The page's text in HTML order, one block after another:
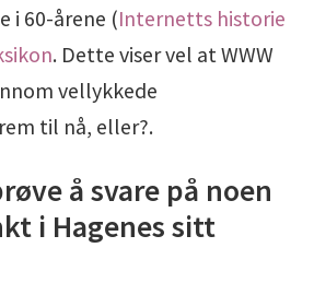
i 60-årene (Internetts historie
. Dette viser vel at WWW
vellykkede
til nå, eller?.
å svare på noen
i Hagenes sitt